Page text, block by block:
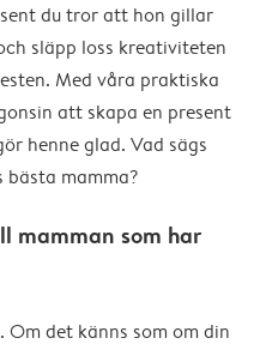
du tror att hon gillar
släpp loss kreativiteten
Med våra praktiska
att skapa en present
henne glad. Vad sägs
mamma?
mamman som har
det känns som om din